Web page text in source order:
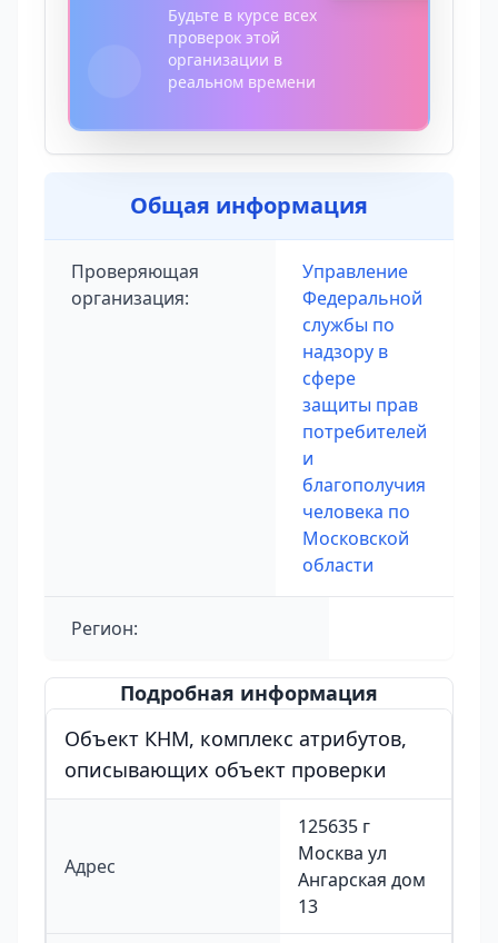
Будьте в курсе всех
проверок этой
организации в
реальном времени
Общая информация
Проверяющая
организация:
Управление
Федеральной
службы по
надзору в
сфере
защиты прав
потребителей
и
благополучия
человека по
Московской
области
Регион:
Подробная информация
Объект КНМ, комплекс атрибутов,
описывающих объект проверки
Адрес
125635 г
Москва ул
Ангарская дом
13